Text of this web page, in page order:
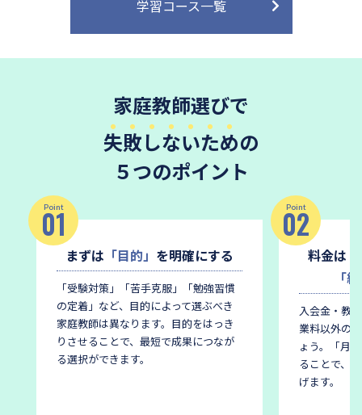
学習コース一覧
家庭教師選びで
失敗しないための
５つのポイント
Point
01
まずは 「目的」 を明確にする
「受験対策」「苦手克服」「勉強習慣
の定着」など、目的によって選ぶべき
家庭教師は異なります。 目的をはっき
りさせることで、最短で成果につなが
る選択ができます。
Point
02
料金は
「
入会金・教
業料以外の
ょう。
「月
ることで、
げます。